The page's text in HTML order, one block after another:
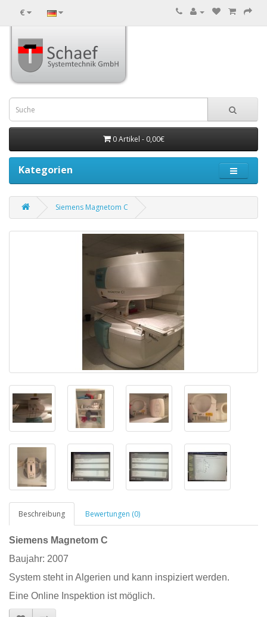
€
0 Artikel - 0,00€
Kategorien
Siemens Magnetom C
Beschreibung Bewertungen (0)
Siemens Magnetom C
Baujahr: 2007
System steht in Algerien und kann inspiziert werden.
Eine Online Inspektion ist möglich.